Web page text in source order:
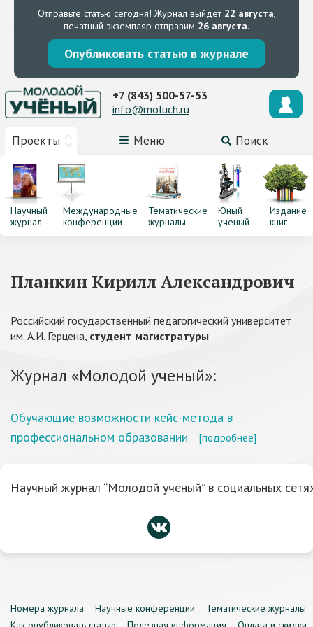
Отправьте статью сегодня! Журнал выйдет 22 августа,
печатный экземпляр отправим 26 августа.
Опубликовать статью в журнале
Проекты Меню Поиск
+7 (843) 500-57-53
info@moluch.ru
Научный
журнал
Международные
конференции
Тематические
журналы
Юный
ученый
Издание
книг
Планкин Кирилл Александрович
Российский государственный педагогический университет
им. А.И. Герцена, студент магистратуры
Журнал «Молодой ученый»:
Обучающие возможности кейс-метода в
профессиональном образовании
[подробнее]
Научный журнал “Молодой ученый” в социальных
Номера журнала Научные конференции
Тематические журналы